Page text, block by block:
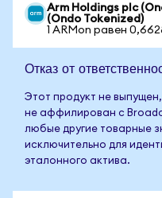
Arm Holdings plc
(Ondo Tokenized)
1 ARMon равен
Отказ от
Этот продукт не
не аффилирован с
любые другие товарные
исключительно для
эталонного актива.